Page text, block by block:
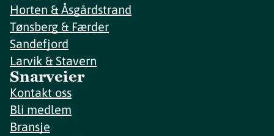
Horten & Åsgårdstrand
Tønsberg & Færder
Sandefjord
Larvik & Stavern
Snarveier
Kontakt oss
Bli medlem
Bransje